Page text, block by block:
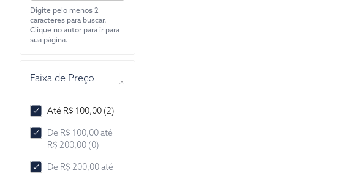
Digite pelo menos 2
caracteres para buscar.
Clique no autor para ir para
sua página.
Faixa de Preço
Até R$ 100,00 (2)
De R$ 100,00 até
R$ 200,00 (0)
De R$ 200,00 até